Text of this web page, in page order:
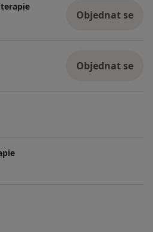
Objednat se
Objednat se